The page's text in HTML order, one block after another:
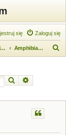
Zaloguj się
się
Paleontologia kręgowców Amphibia (płazy)
Szukaj